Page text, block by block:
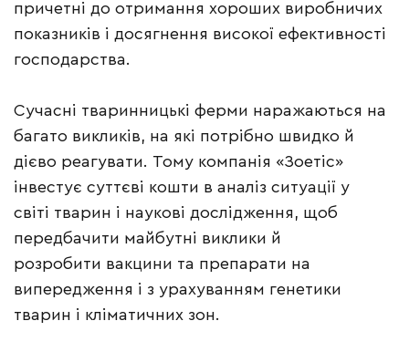
причетні до отримання хороших виробничих
показників і досягнення високої ефективності
господарства.
Сучасні тваринницькі ферми наражаються на
багато викликів, на які потрібно швидко й
дієво реагувати. Тому компанія «Зоетіс»
інвестує суттєві кошти в аналіз ситуації у
світі тварин і наукові дослідження, щоб
передбачити майбутні виклики й
розробити вакцини та препарати на
випередження і з урахуванням генетики
тварин і кліматичних зон.